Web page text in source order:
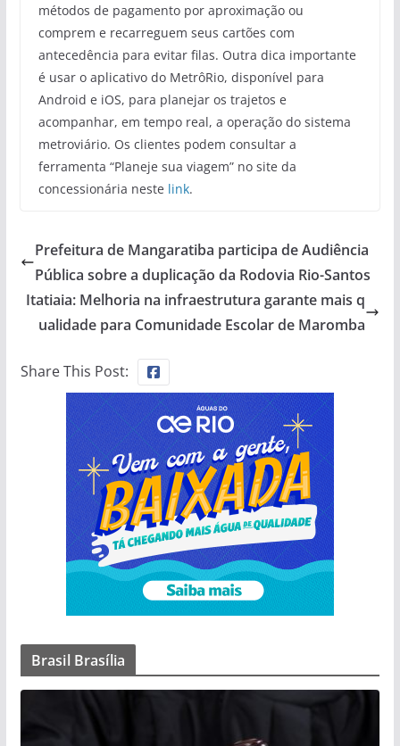
métodos de pagamento por aproximação ou
comprem e recarreguem seus cartões com
antecedência para evitar filas. Outra dica importante
é usar o aplicativo do MetrôRio, disponível para
Android e iOS, para planejar os trajetos e
acompanhar, em tempo real, a operação do sistema
metroviário. Os clientes podem consultar a
ferramenta “Planeje sua viagem” no site da
concessionária neste link.
Prefeitura de Mangaratiba participa de Audiência
Pública sobre a duplicação da Rodovia Rio-Santos
Itatiaia: Melhoria na infraestrutura garante mais q
ualidade para Comunidade Escolar de Maromba
Share This Post:
Brasil Brasília